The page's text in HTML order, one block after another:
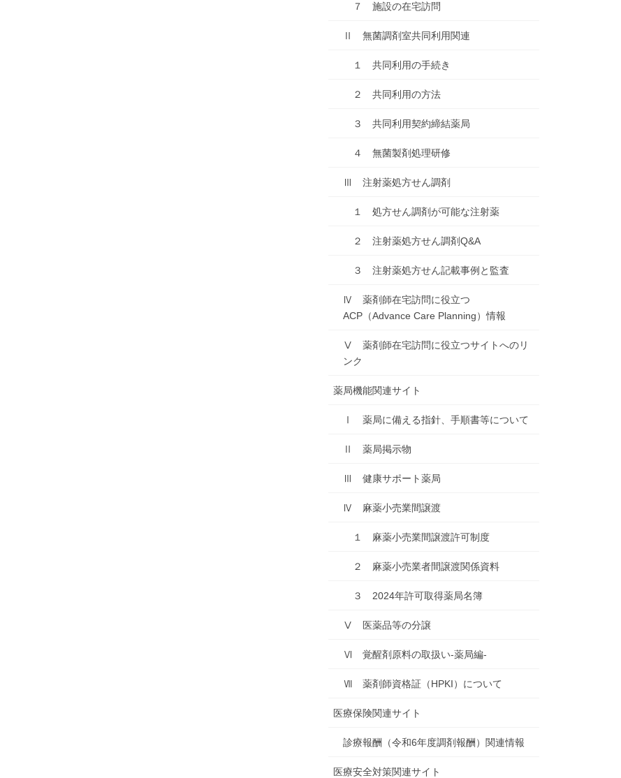
７ 施設の在宅訪問
Ⅱ 無菌調剤室共同利用関連
１ 共同利用の手続き
２ 共同利用の方法
３ 共同利用契約締結薬局
４ 無菌製剤処理研修
Ⅲ 注射薬処方せん調剤
１ 処方せん調剤が可能な注射薬
２ 注射薬処方せん調剤Q&A
３ 注射薬処方せん記載事例と監査
Ⅳ 薬剤師在宅訪問に役立つ
ACP（Advance Care Planning）情報
Ⅴ 薬剤師在宅訪問に役立つサイトへのリ
ンク
薬局機能関連サイト
Ⅰ 薬局に備える指針、手順書等について
Ⅱ 薬局掲示物
Ⅲ 健康サポート薬局
Ⅳ 麻薬小売業間譲渡
１ 麻薬小売業間譲渡許可制度
２ 麻薬小売業者間譲渡関係資料
３ 2024年許可取得薬局名簿
Ⅴ 医薬品等の分譲
Ⅵ 覚醒剤原料の取扱い-薬局編-
Ⅶ 薬剤師資格証（HPKI）について
医療保険関連サイト
診療報酬（令和6年度調剤報酬）関連情報
医療安全対策関連サイト